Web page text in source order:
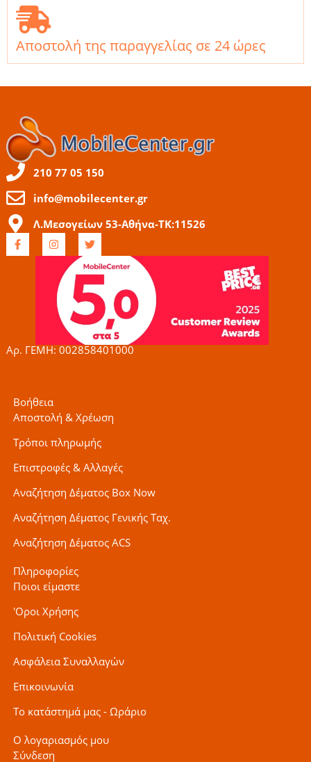
Αποστολή της παραγγελίας σε 24 ώρες
210 77 05 150
info@mobilecenter.gr
Λ.Μεσογείων 53-Αθήνα-ΤΚ:11526
F
a
c
I
n
s
g
r
a
m
T
w
t
t
e
r
Αρ. ΓΕΜΗ: 002858401000
Βοήθεια
Αποστολή & Χρέωση
Τρόποι πληρωμής
Επιστροφές & Αλλαγές
Αναζήτηση Δέματος Box Now
Αναζήτηση Δέματος Γενικής Ταχ.
Αναζήτηση Δέματος ACS
Πληροφορίες
Ποιοι είμαστε
'Οροι Χρήσης
Πολιτική Cookies
Ασφάλεια Συναλλαγών
Επικοινωνία
Το κατάστημά μας - Ωράριο
Ο λογαριασμός μου
Σύνδεση